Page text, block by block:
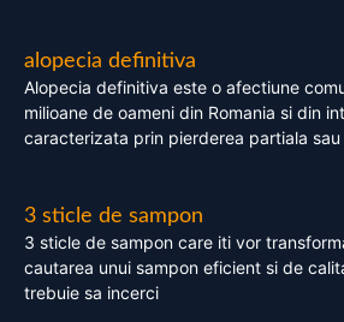
alopecia definitiva
Alopecia definitiva este o afectiune
milioane de oameni din Romania si din
caracterizata prin pierderea partiala
3 sticle de sampon
3 sticle de sampon care iti vor
cautarea unui sampon eficient si de
trebuie sa incerci